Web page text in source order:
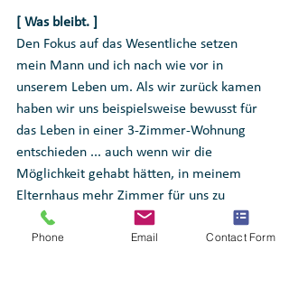
[ Was bleibt. ]
Den Fokus auf das Wesentliche setzen
mein Mann und ich nach wie vor in
unserem Leben um. Als wir zurück kamen
haben wir uns beispielsweise bewusst für
das Leben in einer 3-Zimmer-Wohnung
entschieden ... auch wenn wir die
Möglichkeit gehabt hätten, in meinem
Elternhaus mehr Zimmer für uns zu
nutzen. Mehr brauchen wir nicht, denn wir
haben gelernt auf engem Raum
Phone Email Contact Form